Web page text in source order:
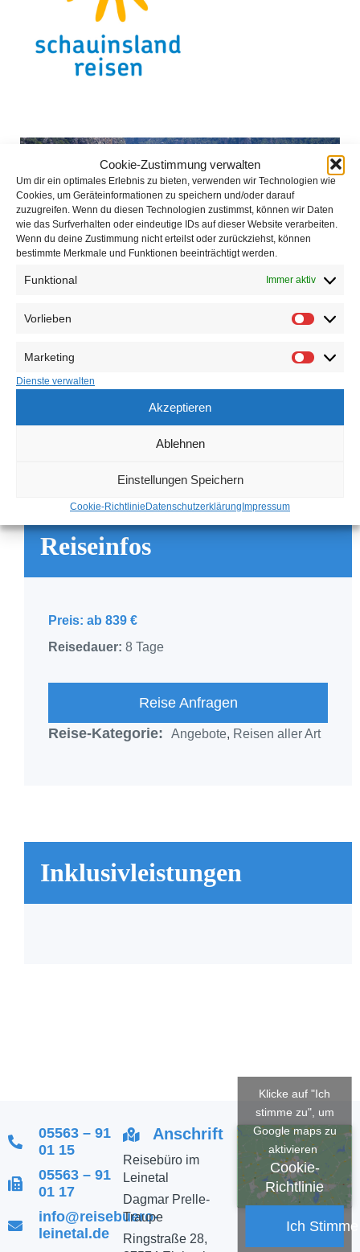
Cookie-Zustimmung verwalten
Um dir ein optimales Erlebnis zu bieten, verwenden wir Technologien wie
Cookies, um Geräteinformationen zu speichern und/oder darauf
zuzugreifen. Wenn du diesen Technologien zustimmst, können wir Daten
wie das Surfverhalten oder eindeutige IDs auf dieser Website verarbeiten.
Wenn du deine Zustimmung nicht erteilst oder zurückziehst, können
bestimmte Merkmale und Funktionen beeinträchtigt werden.
Funktional Immer aktiv
Vorlieben
Marketing
Dienste verwalten
Akzeptieren
Ablehnen
Einstellungen Speichern
Cookie-Richtlinie Datenschutzerklärung Impressum
Reiseinfos
Preis: ab 839 €
Reisedauer: 8 Tage
Reise Anfragen
Reise-Kategorie:
Angebote, Reisen aller Art
Inklusivleistungen
05563 – 91
01 15
05563 – 91
01 17
info@reisebuero-
leinetal.de
Anschrift
Reisebüro im
Leinetal
Dagmar Prelle-
Traupe
Ringstraße 28,
Klicke auf "Ich
stimme zu", um
Google maps zu
aktivieren
Cookie-
Richtlinie
Ich